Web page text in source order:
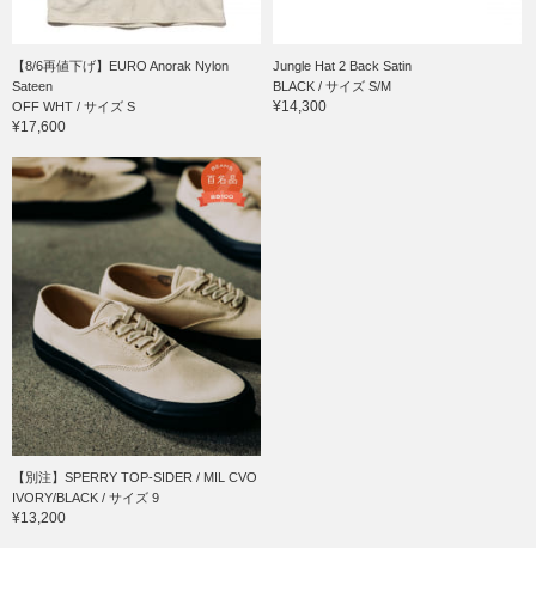
【8/6再値下げ】EURO Anorak Nylon
Sateen
OFF WHT / サイズ S
¥17,600
Jungle Hat 2 Back Satin
BLACK / サイズ S/M
¥14,300
【別注】SPERRY TOP-SIDER / MIL CVO
IVORY/BLACK / サイズ 9
¥13,200